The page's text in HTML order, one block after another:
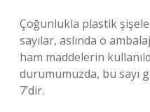
Çoğunlukla plastik
sayılar, aslında o
ham maddelerin
durumumuzda, bu sayı
7’dir.